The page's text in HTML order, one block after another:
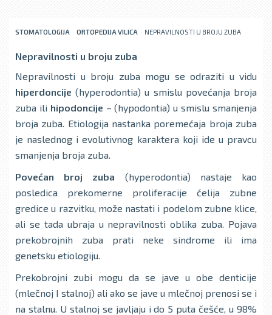
STOMATOLOGIJA ORTOPEDIJA VILICA NEPRAVILNOSTI U BROJU ZUBA
Nepravilnosti u broju zuba
Nepravilnosti u broju zuba mogu se odraziti u vidu
hiperdoncije (hyperodontia) u smislu povećanja broja
zuba ili hipodoncije – (hypodontia) u smislu smanjenja
broja zuba. Etiologija nastanka poremećaja broja zuba
je naslednog i evolutivnog karaktera koji ide u pravcu
smanjenja broja zuba.
Povećan broj zuba (hyperodontia) nastaje kao
posledica prekomerne proliferacije ćelija zubne
gredice u razvitku, može nastati i podelom zubne klice,
ali se tada ubraja u nepravilnosti oblika zuba. Pojava
prekobrojnih zuba prati neke sindrome ili ima
genetsku etiologiju.
Prekobrojni zubi mogu da se jave u obe denticije
(mlečnoj I stalnoj) ali ako se jave u mlečnoj prenosi se i
na stalnu. U stalnoj se javljaju i do 5 puta češće, u 98%